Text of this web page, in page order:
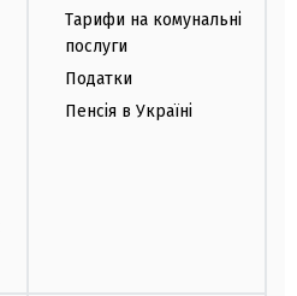
Тарифи на комунальні
послуги
Податки
Пенсія в Україні